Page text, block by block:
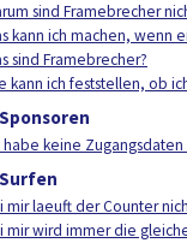
sind Framebrecher
kann ich machen, wenn
sind Framebrecher?
kann ich feststellen, ob
habe keine
mir laeuft der Counter
mir wird immer die